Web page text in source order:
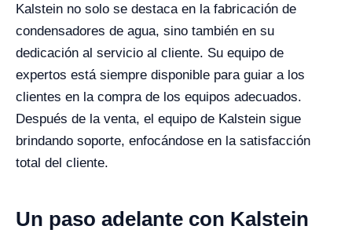
Kalstein no solo se destaca en la fabricación de
condensadores de agua, sino también en su
dedicación al servicio al cliente. Su equipo de
expertos está siempre disponible para guiar a los
clientes en la compra de los equipos adecuados.
Después de la venta, el equipo de Kalstein sigue
brindando soporte, enfocándose en la satisfacción
total del cliente.
Un paso adelante con Kalstein